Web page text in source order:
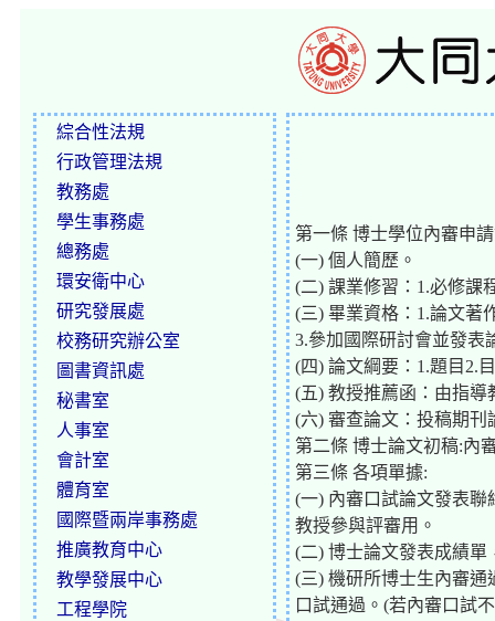
綜合性法規
行政管理法規
教務處
學生事務處
總務處
環安衛中心
研究發展處
校務研究辦公室
圖書資訊處
秘書室
人事室
會計室
體育室
國際暨兩岸事務處
推廣教育中心
教學發展中心
工程學院
第一條 博士學位內審申
(一) 個人簡歷。
(二) 課業修習：1.必修課
(三) 畢業資格：1.論文著
3.參加國際研討會並發表
(四) 論文綱要：1.題目2.
(五) 教授推薦函：由指導
(六) 審查論文：投稿期
第二條 博士論文初稿:內
第三條 各項單據:
(一) 內審口試論文發表
教授參與評審用。
(二) 博士論文發表成績單
(三) 機研所博士生內審
口試通過。(若內審口試